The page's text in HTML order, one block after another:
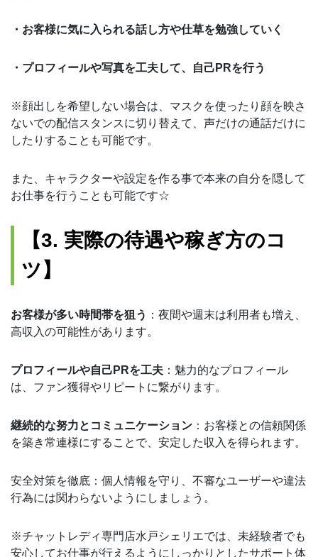
・お客様に気に入られる話し方や仕草を勉強していく
・プロフィールや写真を工夫して、自己PRを行う
※顔出しを希望しない場合は、マスクを使ったり顔を映さ
ないでの配信スタンスに切り替えて、声だけの通話だけに
したりすることも可能です。
また、キャラクターや設定を作る事で本来の自分を隠して
お仕事を行うことも可能です☆
【3. 実際の待遇や稼ぎ方のコ
ツ】
お客様が多い時間帯を狙う ：夜間や週末は利用者も増え、
高収入の可能性があります。
プロフィールや自己PRを工夫 ：魅力的なプロフィール
は、ファン獲得やリピートに繋がります。
継続的な努力とコミュニケーション ：お客様との信頼関係
を築き常連様にすることで、安定した収入を得られます。
安全対策を徹底：個人情報を守り、不審なユーザーや違法
行為には関わらないようにしましょう。
※チャットレディ専門店水戸シェリエでは、未経験者でも
安心してお仕事が行えるようにしっかりとしたサポート体